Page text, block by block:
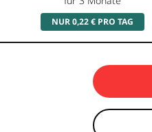
NUR 0,22 € PRO TAG